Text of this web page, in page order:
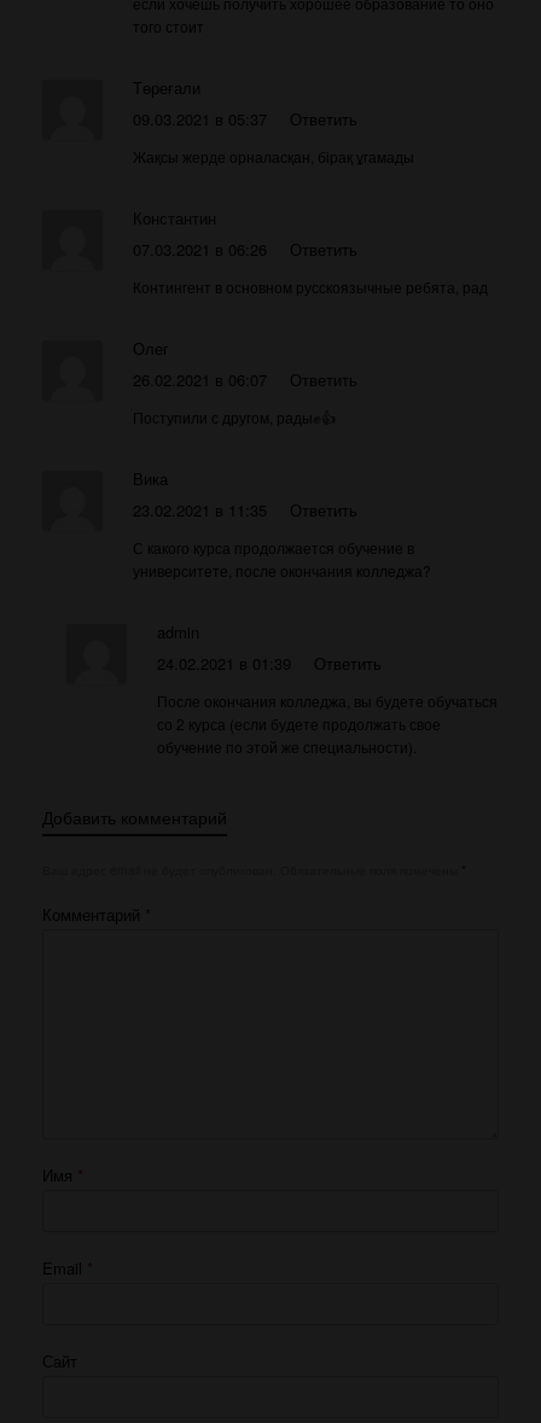
того стоит
Төреғали
09.03.2021 в 05:37
Ответить
Жақсы жерде орналасқан, бірақ ұгамады
Константин
07.03.2021 в 06:26
Ответить
Контингент в основном русскоязычные ребята, рад
Олег
26.02.2021 в 06:07
Ответить
Поступили с другом, рады✊👍
Вика
23.02.2021 в 11:35
Ответить
С какого курса продолжается обучение в
университете, после окончания колледжа?
admin
24.02.2021 в 01:39
Ответить
После окончания колледжа, вы будете обучаться
со 2 курса (если будете продолжать свое
обучение по этой же специальности).
Добавить комментарий
Комментарий *
Имя *
Email *
Сайт